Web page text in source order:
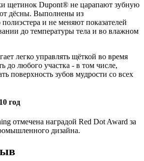
щетинок Dupont® не царапают зубную
дёсны. Выполнены из
и не меняют показателей
до температуры тела и во влажном
легко управлять щёткой во время
до любого участка - в том числе,
поверхность зубов мудрости со всех
год
отмечена наградой Red Dot Award за
дизайна.